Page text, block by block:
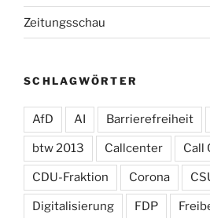
Zeitungsschau
SCHLAGWÖRTER
AfD AI Barrierefreiheit
btw 2013 Callcenter Call
CDU-Fraktion Corona
Digitalisierung FDP